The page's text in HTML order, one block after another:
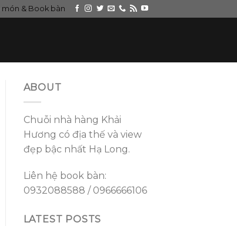
món & Book bàn
ABOUT
Chuỗi nhà hàng Khải
Hương có địa thế và view
đẹp bậc nhất Hạ Long.
Liên hệ book bàn:
0932088588 / 0966666106
LATEST POSTS